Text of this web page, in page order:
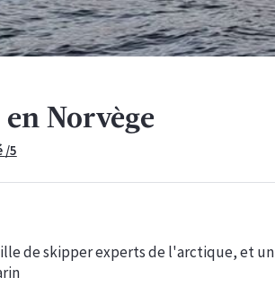
Norvège
/5
de skipper experts de l'arctique, et un